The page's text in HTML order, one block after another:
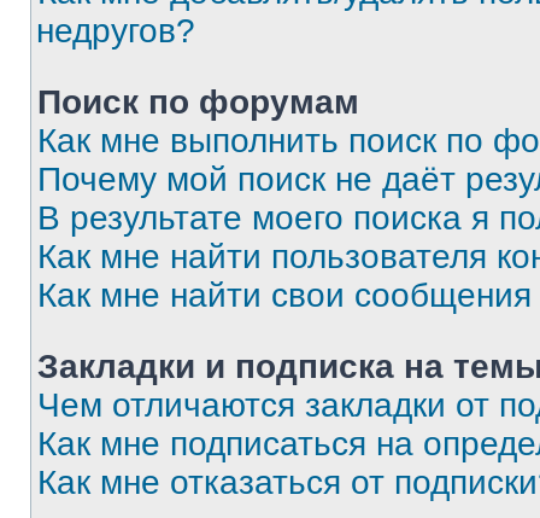
недругов?
Поиск по форумам
Как мне выполнить поиск по
Почему мой поиск не даёт
В результате моего поиска я
Как мне найти пользователя
Как мне найти свои
Закладки и подписка на
Чем отличаются закладки от
Как мне подписаться на
Как мне отказаться от